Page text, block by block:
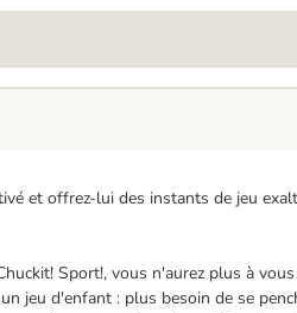
et offrez-lui des instants de jeu
Sport!, vous n'aurez plus à
jeu d'enfant : plus besoin de se